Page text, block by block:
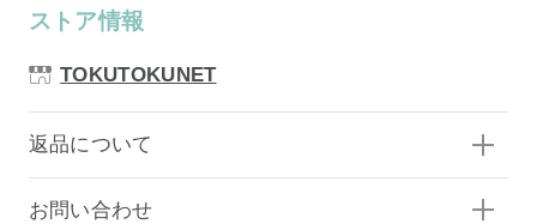
ストア情報
TOKUTOKUNET
返品について
お問い合わせ